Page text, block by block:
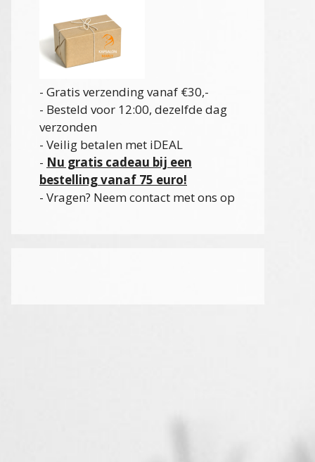
- Gratis verzending vanaf €30,-
- Besteld voor 12:00, dezelfde dag
verzonden
- Veilig betalen met iDEAL
- Nu gratis cadeau bij een
bestelling vanaf 75 euro!
- Vragen? Neem contact met ons op